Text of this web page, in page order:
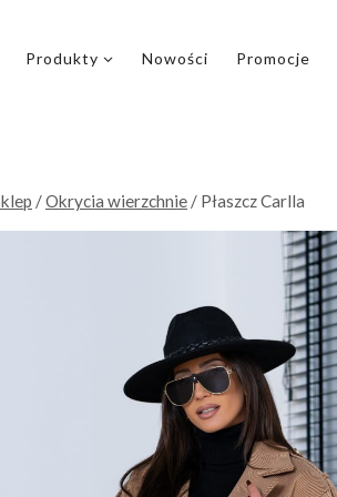
Produkty Nowości Promocje
/Okrycia wierzchnie / Płaszcz Carlla